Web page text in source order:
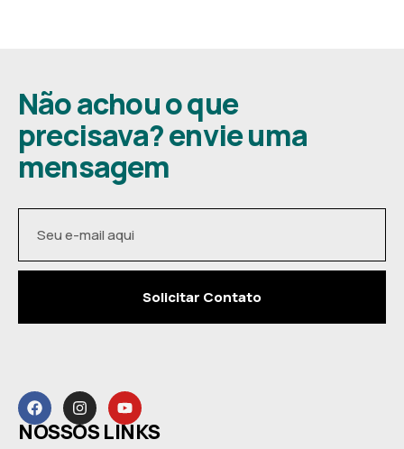
Não achou o que
precisava? envie uma
mensagem
Solicitar Contato
NOSSOS LINKS